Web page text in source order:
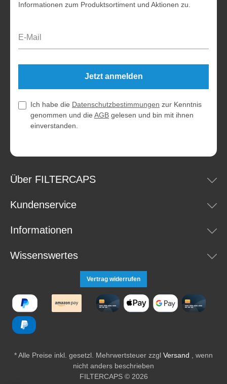
Informationen zum Produktsortiment und Aktionen zu.
Jetzt anmelden
Ich habe die Datenschutzbestimmungen zur Kenntnis
genommen und die AGB gelesen und bin mit ihnen
einverstanden.
Über FILTERCAPS
Kundenservice
Informationen
Wissenswertes
Vertrag widerrufen
FILTERCAPS © 2026
* Alle Preise inkl. gesetzl. Mehrwertsteuer zzgl Versand , wenn
nicht anders beschrieben